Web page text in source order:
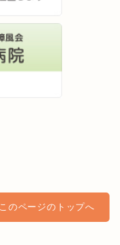
このページのトップへ